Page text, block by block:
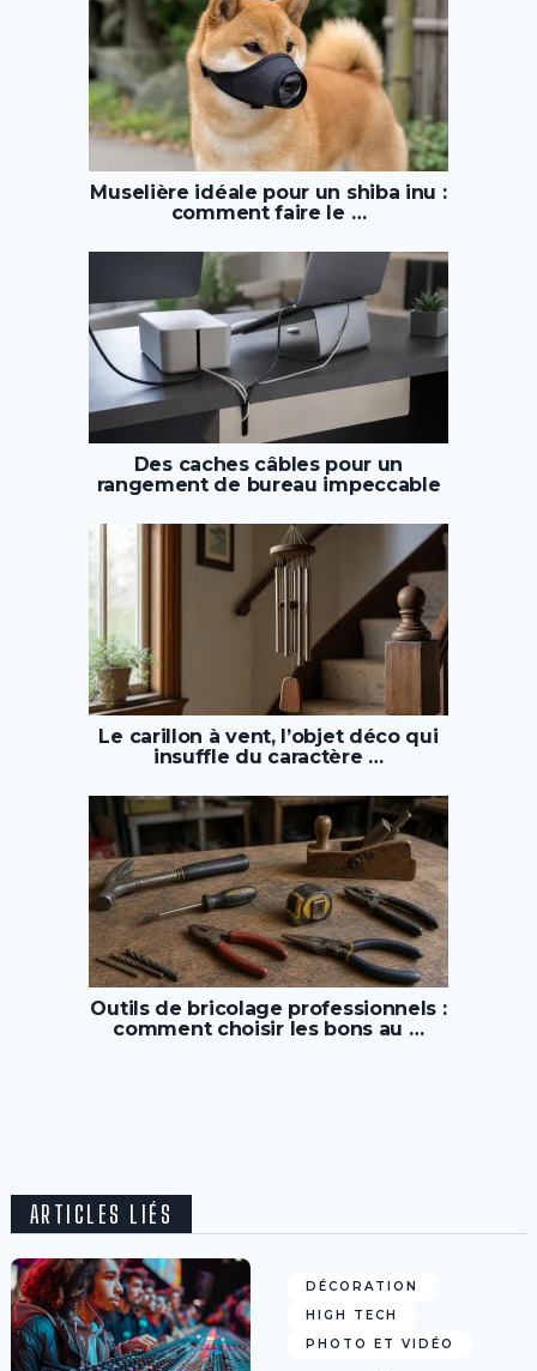
Muselière idéale pour un shiba inu :
comment faire le …
Des caches câbles pour un
rangement de bureau impeccable
Le carillon à vent, l’objet déco qui
insuffle du caractère …
Outils de bricolage professionnels :
comment choisir les bons au …
ARTICLES LIÉS
DÉCORATION
HIGH TECH
PHOTO ET VIDÉO